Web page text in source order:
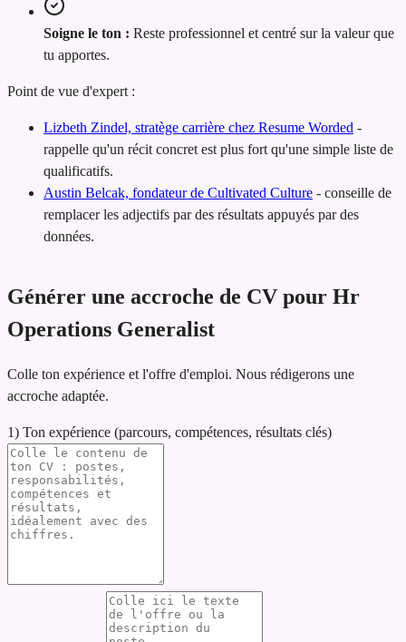
Soigne le ton : Reste professionnel et centré sur la valeur que
tu apportes.
Point de vue d'expert :
Lizbeth Zindel, stratège carrière chez Resume Worded -
rappelle qu'un récit concret est plus fort qu'une simple liste de
qualificatifs.
Austin Belcak, fondateur de Cultivated Culture - conseille de
remplacer les adjectifs par des résultats appuyés par des
données.
Générer une accroche de CV pour Hr
Operations Generalist
Colle ton expérience et l'offre d'emploi. Nous rédigerons une
accroche adaptée.
1) Ton expérience (parcours, compétences, résultats clés)